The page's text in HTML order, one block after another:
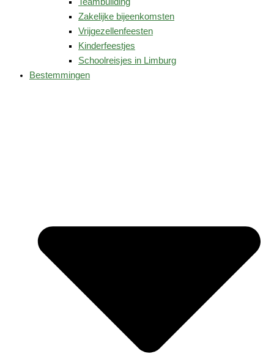
Zakelijke bijeenkomsten
Vrijgezellenfeesten
Kinderfeestjes
Schoolreisjes in Limburg
Bestemmingen